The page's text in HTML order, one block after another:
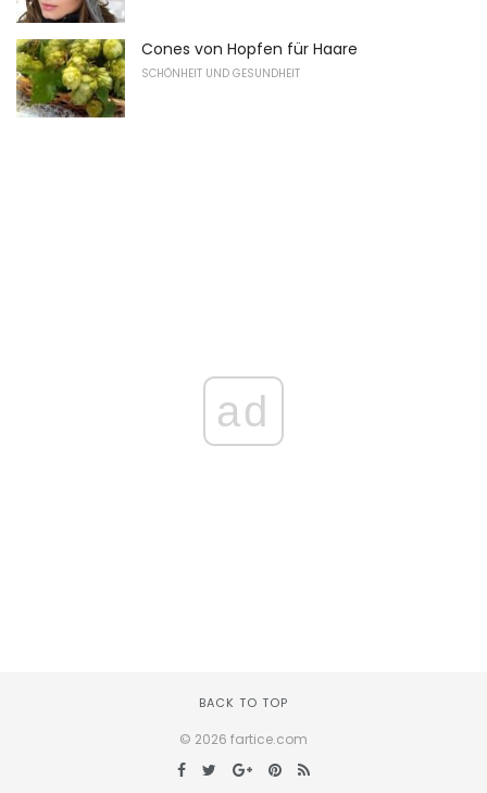
Cones von Hopfen für Haare
SCHÖNHEIT UND GESUNDHEIT
ad
BACK TO TOP
© 2026 fartice.com